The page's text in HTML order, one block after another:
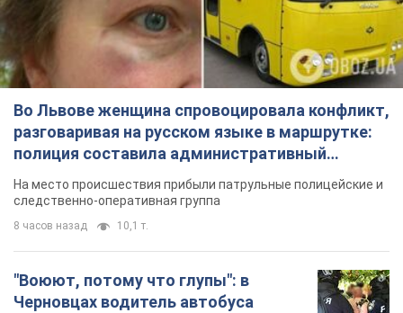
Во Львове женщина спровоцировала конфликт,
разговаривая на русском языке в маршрутке:
полиция составила административный
протокол. Видео
На место происшествия прибыли патрульные полицейские и
следственно-оперативная группа
8 часов назад 10,1 т.
"Воюют, потому что глупы": в
Черновцах водитель автобуса